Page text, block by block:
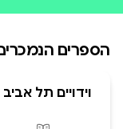
הספרים
וידויים תל